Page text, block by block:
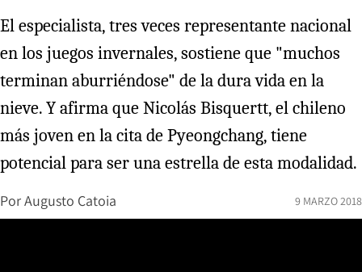
El especialista, tres veces representante nacional
en los juegos invernales, sostiene que "muchos
terminan aburriéndose" de la dura vida en la
nieve. Y afirma que Nicolás Bisquertt, el chileno
más joven en la cita de Pyeongchang, tiene
potencial para ser una estrella de esta modalidad.
PorAugusto Catoia 9 MARZO 2018